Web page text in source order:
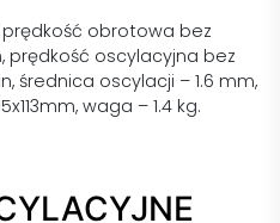
prędkość obrotowa bez
prędkość oscylacyjna bez
średnica oscylacji – 1.6 mm,
waga – 1.4 kg.